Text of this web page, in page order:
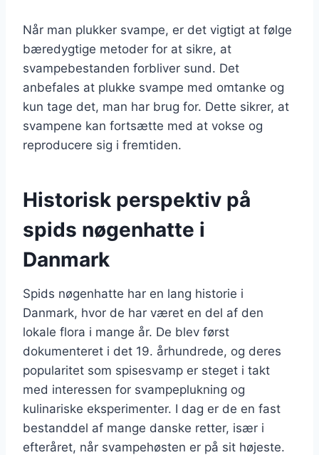
Når man plukker svampe, er det vigtigt at følge
bæredygtige metoder for at sikre, at
svampebestanden forbliver sund. Det
anbefales at plukke svampe med omtanke og
kun tage det, man har brug for. Dette sikrer, at
svampene kan fortsætte med at vokse og
reproducere sig i fremtiden.
Historisk perspektiv på
spids nøgenhatte i
Danmark
Spids nøgenhatte har en lang historie i
Danmark, hvor de har været en del af den
lokale flora i mange år. De blev først
dokumenteret i det 19. århundrede, og deres
popularitet som spisesvamp er steget i takt
med interessen for svampeplukning og
kulinariske eksperimenter. I dag er de en fast
bestanddel af mange danske retter, især i
efteråret, når svampehøsten er på sit højeste.